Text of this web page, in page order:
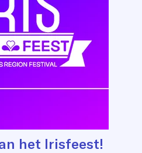
het Irisfeest!